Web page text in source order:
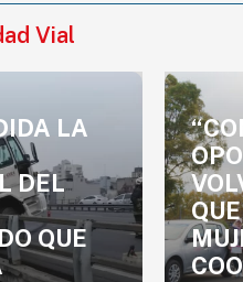
Vial
LA
DEL
QUE